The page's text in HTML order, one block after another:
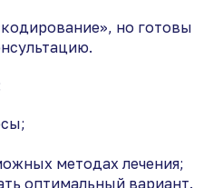
но готовы
методах лечения;
оптимальный вариант.